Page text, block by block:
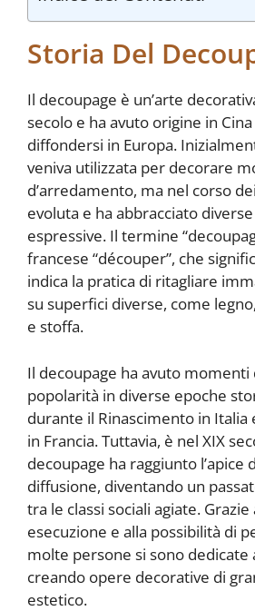
Storia Del
Il decoupage è un’arte
secolo e ha avuto origine in
diffondersi in Europa.
veniva utilizzata per decorare
d’arredamento, ma nel corso
evoluta e ha abbracciato
espressive. Il termine
francese “découper”, che
indica la pratica di ritagliare
su superfici diverse, come
e stoffa.
Il decoupage ha avuto momenti
popolarità in diverse epoche
durante il Rinascimento in Italia
in Francia. Tuttavia, è nel XIX
decoupage ha raggiunto l’apice
diffusione, diventando un
tra le classi sociali agiate.
esecuzione e alla possibilità di
molte persone si sono dedicate
creando opere decorative di
estetico.